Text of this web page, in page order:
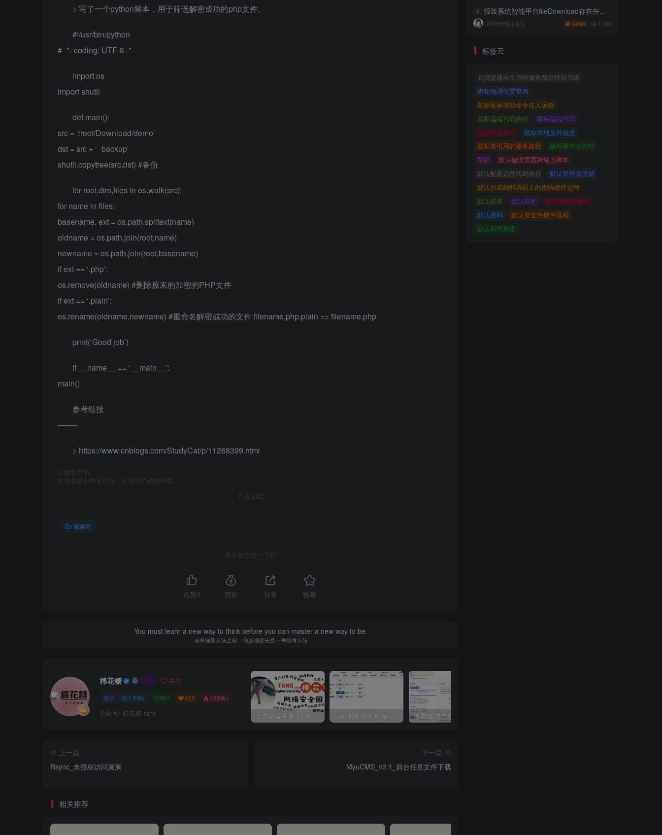
> 写了一个python脚本，用于筛选解密成功的php文件。
#!/usr/bin/python
# -*- coding: UTF-8 -*-
import os
import shutil
def main():
src = ‘/root/Download/demo’
dst = src + ‘_backup’
shutil.copytree(src,dst) #备份
for root,dirs,files in os.walk(src):
for name in files:
basename, ext = os.path.splitext(name)
oldname = os.path.join(root,name)
newname = os.path.join(root,basename)
if ext == ‘.php’:
os.remove(oldname) #删除原来的加密的PHP文件
if ext == ‘.plain’:
os.rename(oldname,newname) #重命名解密成功的文件 filename.php.plain => filename.php
print(‘Good job’)
if __name__ == ‘__main__’:
main()
参考链接
——–
> https://www.cnblogs.com/StudyCat/p/11268399.html
版权声明
文章版权归作者所有，未经允许请勿转载。
THE END
漏洞库
喜欢就支持一下吧
点赞 0 赞赏 分享 收藏
You must learn a new way to think before you can master a new way to be.
在掌握新方法之前，你必须要先换一种思考方法
棉花糖 关注
0 1.5W+ 991 423 435W+
公众号: 棉花糖 fans
上一篇
Rsync_未授权访问漏洞
下一篇
MyuCMS_v2.1_前台任意文件下载
相关推荐
6 报装系统智能平台fileDownload存在任意文件读取
2026年8月4日 9999 1159
标签云
龙浏览器未引用的服务路径特权升级
齿轮地理位置查询
鼠标鼠标按钮命令注入远程
鼠标远程代码执行
鼠标远程代码
鼠标路径遍历
鼠标本地文件包含
鼠标未引用的服务路径
鼠标事件状态栏
鼠标
默认错误页面跨站点脚本
默认配置远程代码执行
默认管理员凭据
默认的调制解调器上的密码硬件远程
默认权限
默认权利
默认弱密码编码
默认密码
默认安全性硬件远程
默认和弱加密